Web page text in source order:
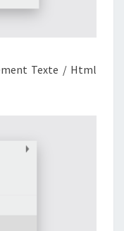
Texte / Html